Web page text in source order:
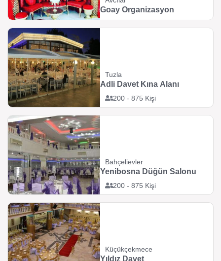
Goay Organizasyon
Tuzla
200 - 875 Kişi
Adli Davet Kına Alanı
Bahçelievler
200 - 875 Kişi
Yenibosna Düğün Salonu
Küçükçekmece
Yıldız Davet